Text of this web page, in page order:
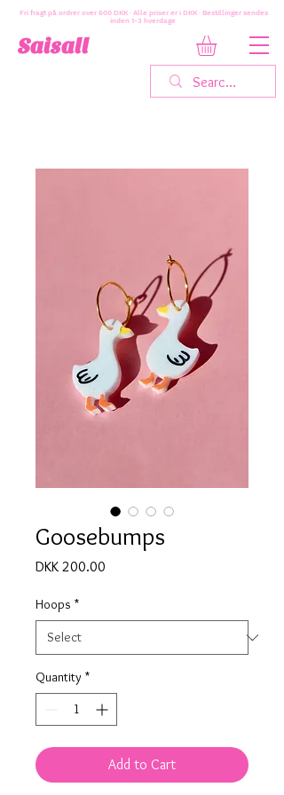
Saisall
Fri fragt på ordrer over 600 DKK · Alle priser er i DKK · Bestillinger sendes
inden 1-3 hverdage
Goosebumps
DKK 200.00
Hoops *
Quantity *
Add to Cart